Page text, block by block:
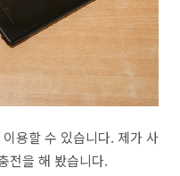
용할 수 있습니다. 제가 사
전을 해 봤습니다.